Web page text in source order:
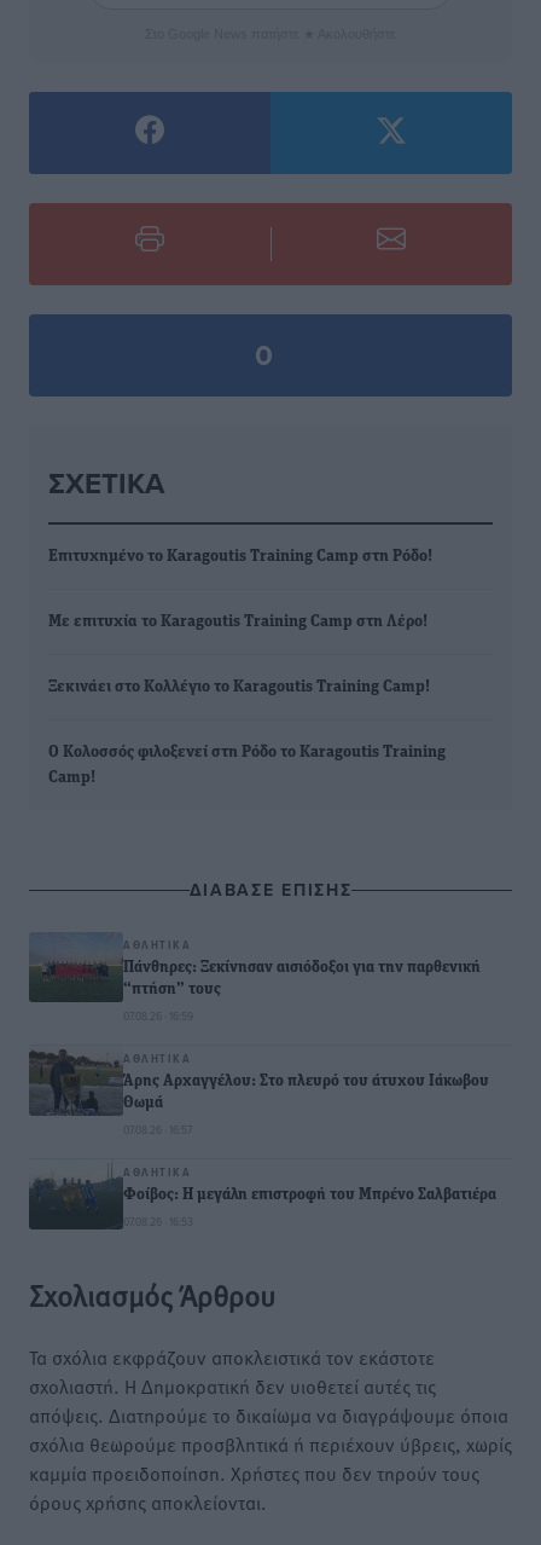
0
ΣΧΕΤΙΚΆ
Επιτυχημένο το Karagoutis Training Camp στη Ρόδο!
Με επιτυχία το Karagoutis Training Camp στη Λέρο!
Ξεκινάει στο Κολλέγιο το Karagoutis Training Camp!
Ο Κολοσσός φιλοξενεί στη Ρόδο το Karagoutis Training
Camp!
ΔΙΑΒΑΣΕ ΕΠΙΣΗΣ
ΑΘΛΗΤΙΚΆ
Πάνθηρες: Ξεκίνησαν αισιόδοξοι για την παρθενική
“πτήση” τους
07.08.26 · 16:59
ΑΘΛΗΤΙΚΆ
Άρης Αρχαγγέλου: Στο πλευρό του άτυχου Ιάκωβου
Θωμά
07.08.26 · 16:57
ΑΘΛΗΤΙΚΆ
Φοίβος: Η μεγάλη επιστροφή του Μπρένο Σαλβατιέρα
07.08.26 · 16:53
Σχολιασμός Άρθρου
Τα σχόλια εκφράζουν αποκλειστικά τον εκάστοτε
σχολιαστή. Η Δημοκρατική δεν υιοθετεί αυτές τις
απόψεις. Διατηρούμε το δικαίωμα να διαγράψουμε όποια
σχόλια θεωρούμε προσβλητικά ή περιέχουν ύβρεις, χωρίς
καμμία προειδοποίηση. Χρήστες που δεν τηρούν τους
όρους χρήσης αποκλείονται.